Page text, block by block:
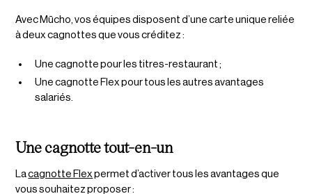
Avec Mūcho, vos équipes disposent d’une carte unique reliée
à deux cagnottes que vous créditez :
Une cagnotte pour les titres-restaurant ;
Une cagnotte Flex pour tous les autres avantages
salariés.
Une cagnotte tout-en-un
Lacagnotte Flexpermet d’activer tous les avantages que
vous souhaitez proposer :